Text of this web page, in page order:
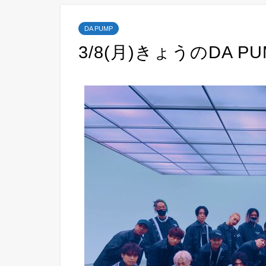
DA PUMP
3/8(月)きょうのDA